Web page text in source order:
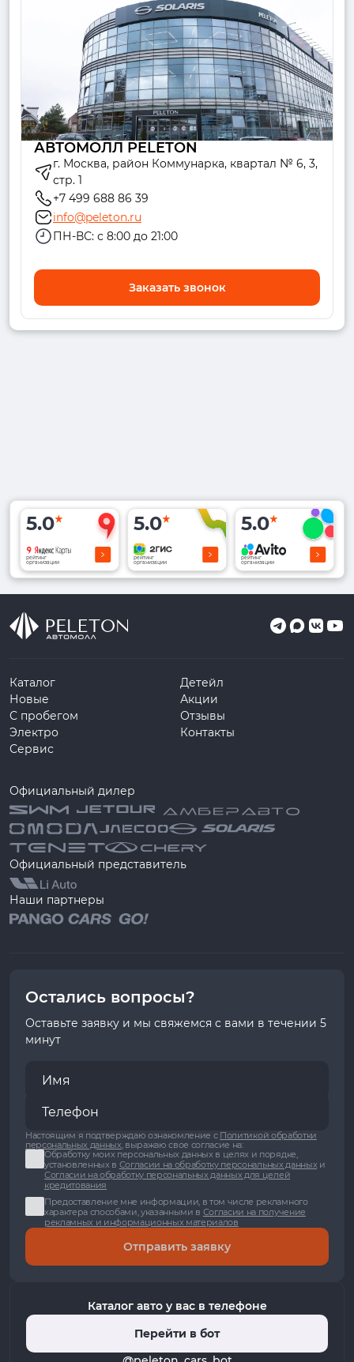
АВТОМОЛЛ PELETON
г. Москва, район Коммунарка, квартал № 6, 3,
стр. 1
+7 499 688 86 39
info@peleton.ru
ПН-ВС: с 8:00 до 21:00
Заказать звонок
5.0
рейтинг
организации
5.0
рейтинг
организации
5.0
рейтинг
организации
Каталог
Новые
С пробегом
Электро
Сервис
Детейл
Акции
Отзывы
Контакты
Официальный дилер
Официальный представитель
Наши партнеры
Остались вопросы?
Оставьте заявку и мы свяжемся с вами в течении 5
минут
Настоящим я подтверждаю ознакомление с Политикой обработки
персональных данных, выражаю свое согласие на:
Обработку моих персональных данных в целях и порядке,
установленных в Согласии на обработку персональных данныхи
Согласии на обработку персональных данных для целей
кредитования
Предоставление мне информации, в том числе рекламного
характера способами, указанными в Согласии на получение
рекламных и информационных материалов
Отправить заявку
Каталог авто у вас в телефоне
Перейти в бот